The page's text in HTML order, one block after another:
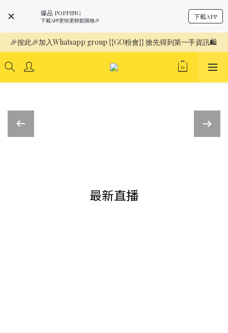
爆品 POPPING
下載APP更快更輕鬆購物🎉 下載APP
最新直播